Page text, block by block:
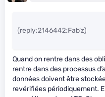
(reply:2146442:Fab’z)
Quand on rentre dans des
rentre dans des processus
données doivent être
revérifiées périodiquement.